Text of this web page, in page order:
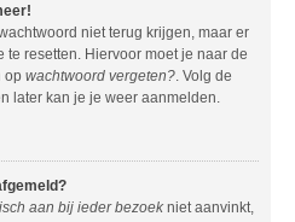
niet terug krijgen, maar er
resetten. Hiervoor moet je naar de
op wachtwoord vergeten? . Volg de
later kan je je weer aanmelden.
aan bij ieder bezoek niet aanvinkt,